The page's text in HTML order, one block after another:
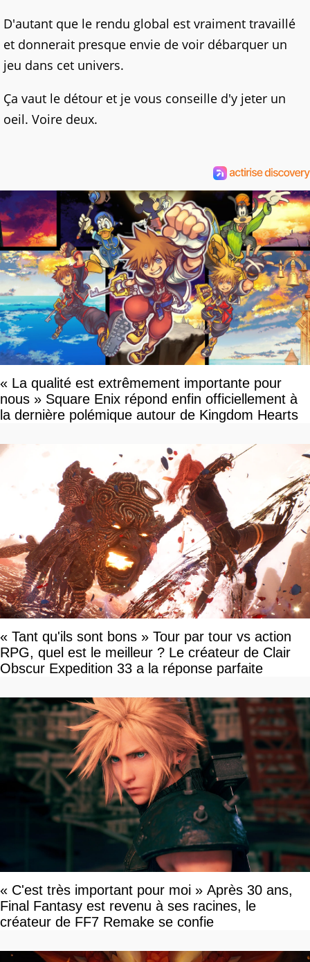
D'autant que le rendu global est vraiment travaillé
et donnerait presque envie de voir débarquer un
jeu dans cet univers.
Ça vaut le détour et je vous conseille d'y jeter un
oeil. Voire deux.
« La qualité est extrêmement importante pour
nous » Square Enix répond enfin officiellement à
la dernière polémique autour de Kingdom Hearts
« Tant qu'ils sont bons » Tour par tour vs action
RPG, quel est le meilleur ? Le créateur de Clair
Obscur Expedition 33 a la réponse parfaite
« C'est très important pour moi » Après 30 ans,
Final Fantasy est revenu à ses racines, le
créateur de FF7 Remake se confie